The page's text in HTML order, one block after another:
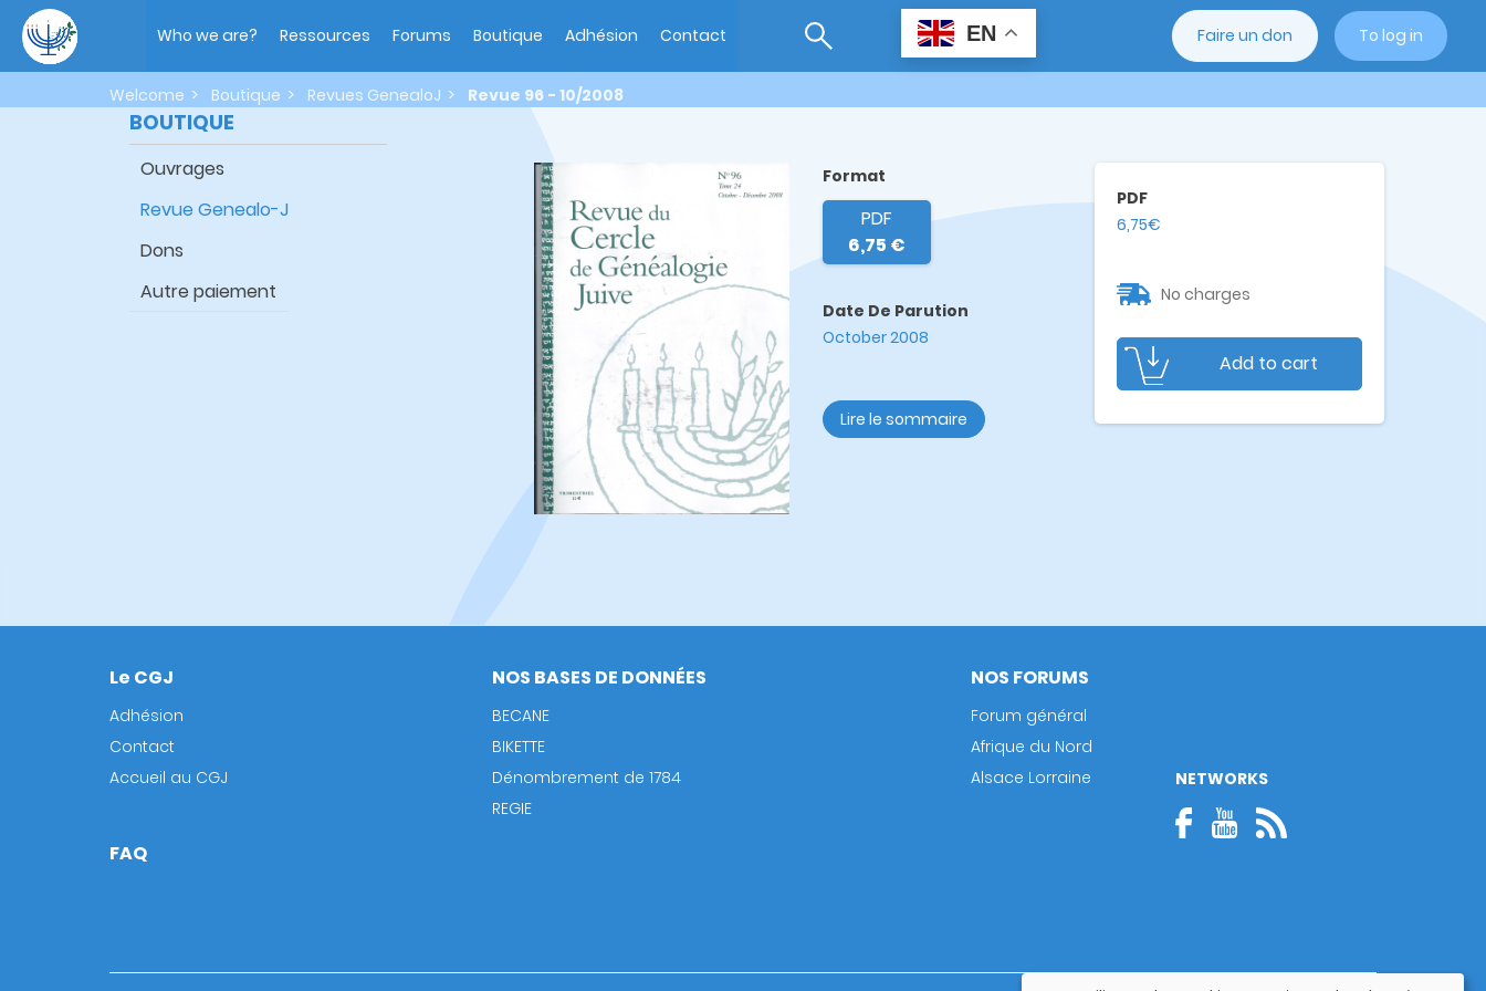
main
content
navigation
Who we are? Ressources Forums Boutique Adhésion Contact EN Faire un don To log in
Welcome Boutique Revues GenealoJ Revue 96 - 10/2008
BOUTIQUE
Ouvrages
Revue Genealo-J
Dons
Autre paiement
Format
PDF
6,75 €
Date De Parution
October 2008
Lire le sommaire
PDF
6,75€
No charges
Add to cart
Footer
Le CGJ
Adhésion
Contact
Accueil au CGJ
NOS BASES DE DONNÉES
BECANE
BIKETTE
Dénombrement de 1784
REGIE
NOS FORUMS
Forum général
Afrique du Nord
Alsace Lorraine
FAQ
NETWORKS